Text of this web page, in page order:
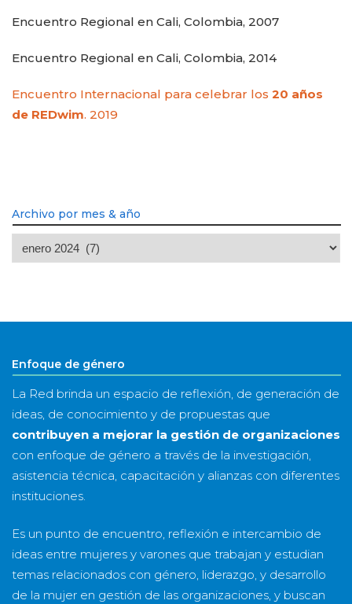
Encuentro Regional en Cali, Colombia, 2007
Encuentro Regional en Cali, Colombia, 2014
Encuentro Internacional para celebrar los 20 años
de REDwim. 2019
Archivo por mes & año
Archivo
por
año
Enfoque de género
La Red brinda un espacio de reflexión, de generación de
ideas, de conocimiento y de propuestas que
contribuyen a mejorar la gestión de organizaciones
con enfoque de género a través de la investigación,
asistencia técnica, capacitación y alianzas con diferentes
instituciones.
Es un punto de encuentro, reflexión e intercambio de
ideas entre mujeres y varones que trabajan y estudian
temas relacionados con género, liderazgo, y desarrollo
de la mujer en gestión de las organizaciones, y buscan